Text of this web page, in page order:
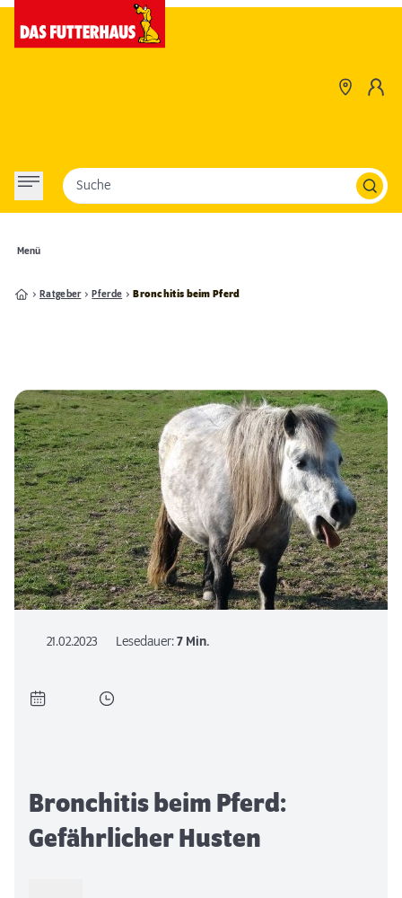
Menü
Suche
Ratgeber Pferde Bronchitis beim Pferd
21.02.2023 Lesedauer:7 Min.
Bronchitis beim Pferd:
Gefährlicher Husten